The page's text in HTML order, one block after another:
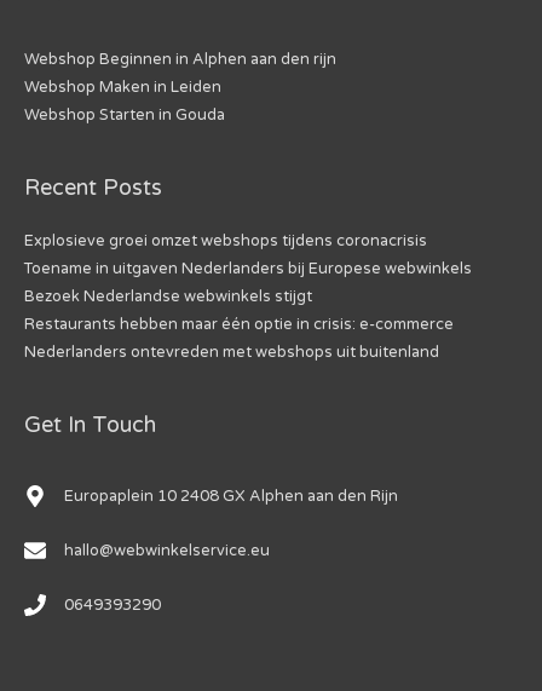
Webshop Beginnen in Alphen aan den rijn
Webshop Maken in Leiden
Webshop Starten in Gouda
Recent Posts
Explosieve groei omzet webshops tijdens coronacrisis
Toename in uitgaven Nederlanders bij Europese webwinkels
Bezoek Nederlandse webwinkels stijgt
Restaurants hebben maar één optie in crisis: e-commerce
Nederlanders ontevreden met webshops uit buitenland
Get In Touch
Europaplein 10 2408 GX Alphen aan den Rijn
hallo@webwinkelservice.eu
0649393290